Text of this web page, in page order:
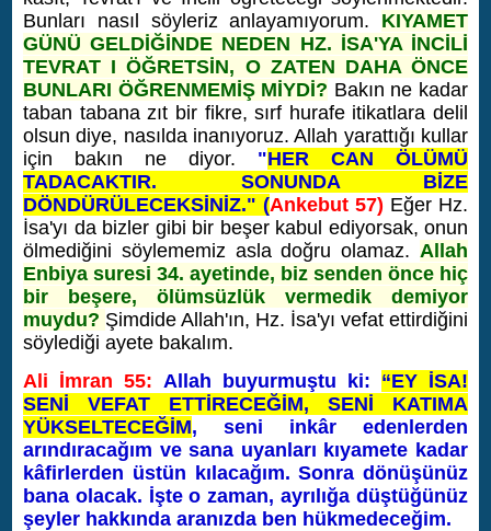
Bunları nasıl söyleriz anlayamıyorum. KIYAMET
GÜNÜ GELDİĞİNDE NEDEN HZ. İSA'YA İNCİLİ
TEVRAT I ÖĞRETSİN, O ZATEN DAHA ÖNCE
BUNLARI ÖĞRENMEMİŞ MİYDİ? Bakın ne kadar
taban tabana zıt bir fikre, sırf hurafe itikatlara delil
olsun diye, nasılda inanıyoruz. Allah yarattığı kullar
için bakın ne diyor. "HER CAN ÖLÜMÜ
TADACAKTIR. SONUNDA BİZE
DÖNDÜRÜLECEKSİNİZ." (Ankebut 57) Eğer Hz.
İsa'yı da bizler gibi bir beşer kabul ediyorsak, onun
ölmediğini söylememiz asla doğru olamaz. Allah
Enbiya suresi 34. ayetinde, biz senden önce hiç
bir beşere, ölümsüzlük vermedik demiyor
muydu? Şimdide Allah'ın, Hz. İsa'yı vefat ettirdiğini
söylediği ayete bakalım.
Ali İmran 55: Allah buyurmuştu ki: “EY İSA!
SENİ VEFAT ETTİRECEĞİM, SENİ KATIMA
YÜKSELTECEĞİM, seni inkâr edenlerden
arındıracağım ve sana uyanları kıyamete kadar
kâfirlerden üstün kılacağım. Sonra dönüşünüz
bana olacak. İşte o zaman, ayrılığa düştüğünüz
şeyler hakkında aranızda ben hükmedeceğim.